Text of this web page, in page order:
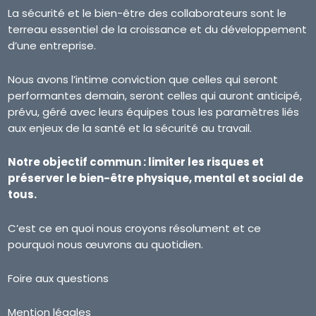
La sécurité et le bien-être des collaborateurs sont le
terreau essentiel de la croissance et du développement
d’une entreprise.
Nous avons l’intime conviction que celles qui seront
performantes demain, seront celles qui auront anticipé,
prévu, géré avec leurs équipes tous les paramètres liés
aux enjeux de la santé et la sécurité au travail.
Notre objectif commun : limiter les risques et
préserver le bien-être physique, mental et social de
tous.
C’est ce en quoi nous croyons résolument et ce
pourquoi nous œuvrons au quotidien.
Foire aux questions
Mention légales